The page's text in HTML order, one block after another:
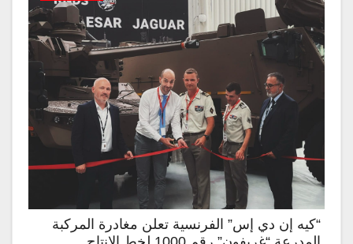
“كيه إن دي إس” الفرنسية تعلن مغادرة المركبة